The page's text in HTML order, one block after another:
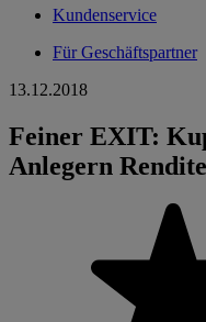
Kundenservice
Für Geschäftspartner
13.12.2018
Feiner EXIT:
Anlegern Rendite